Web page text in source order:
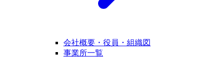
会社概要・役員・組織図
事業所一覧